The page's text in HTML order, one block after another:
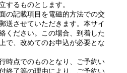
するものとします。
の記載項目を電磁的方法での交
送させていただきます。本サイ
ください。この場合、到着した
で、改めてのお申込が必要とな
時点でのものとなり、ご予約い
終了等の理由により、ご予約い